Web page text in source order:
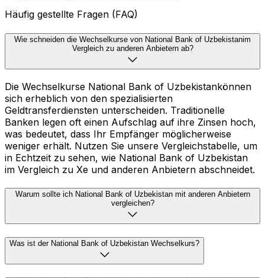
Häufig gestellte Fragen (FAQ)
Wie schneiden die Wechselkurse von National Bank of Uzbekistanim
Vergleich zu anderen Anbietern ab?
Die Wechselkurse National Bank of Uzbekistankönnen
sich erheblich von den spezialisierten
Geldtransferdiensten unterscheiden. Traditionelle
Banken legen oft einen Aufschlag auf ihre Zinsen hoch,
was bedeutet, dass Ihr Empfänger möglicherweise
weniger erhält. Nutzen Sie unsere Vergleichstabelle, um
in Echtzeit zu sehen, wie National Bank of Uzbekistan
im Vergleich zu Xe und anderen Anbietern abschneidet.
Warum sollte ich National Bank of Uzbekistan mit anderen Anbietern
vergleichen?
Was ist der National Bank of Uzbekistan Wechselkurs?